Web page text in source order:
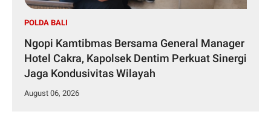
POLDA BALI
Ngopi Kamtibmas Bersama General Manager
Hotel Cakra, Kapolsek Dentim Perkuat Sinergi
Jaga Kondusivitas Wilayah
August 06, 2026